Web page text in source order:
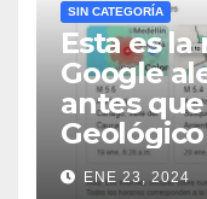
SIN CATEGORÍA
Esta es
Google
antes
ENE 23, 2024